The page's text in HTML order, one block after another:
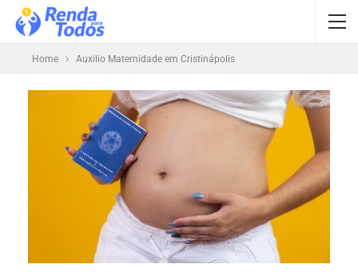
Home Auxilio Maternidade em Cristinápolis